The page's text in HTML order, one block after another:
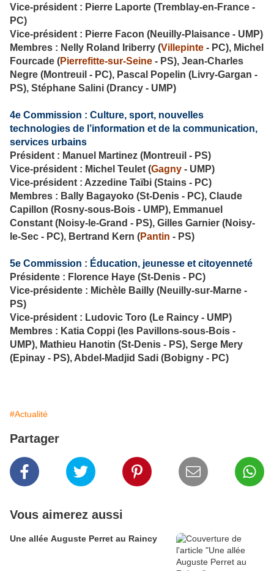
Vice-président : Pierre Laporte (Tremblay-en-France -
PC)
Vice-président : Pierre Facon (Neuilly-Plaisance - UMP)
Membres : Nelly Roland Iriberry (Villepinte - PC), Michel
Fourcade (Pierrefitte-sur-Seine - PS), Jean-Charles
Negre (Montreuil - PC), Pascal Popelin (Livry-Gargan -
PS), Stéphane Salini (Drancy - UMP)
4e Commission : Culture, sport, nouvelles
technologies de l’information et de la communication,
services urbains
Président : Manuel Martinez (Montreuil - PS)
Vice-président : Michel Teulet (Gagny - UMP)
Vice-président : Azzedine Taïbi (Stains - PC)
Membres : Bally Bagayoko (St-Denis - PC), Claude
Capillon (Rosny-sous-Bois - UMP), Emmanuel
Constant (Noisy-le-Grand - PS), Gilles Garnier (Noisy-
le-Sec - PC), Bertrand Kern (Pantin - PS)
5e Commission : Éducation, jeunesse et citoyenneté
Présidente : Florence Haye (St-Denis - PC)
Vice-présidente : Michèle Bailly (Neuilly-sur-Marne -
PS)
Vice-président : Ludovic Toro (Le Raincy - UMP)
Membres : Katia Coppi (les Pavillons-sous-Bois -
UMP), Mathieu Hanotin (St-Denis - PS), Serge Mery
(Epinay - PS), Abdel-Madjid Sadi (Bobigny - PC)
#Actualité
Partager
Vous aimerez aussi
Une allée Auguste Perret au Raincy